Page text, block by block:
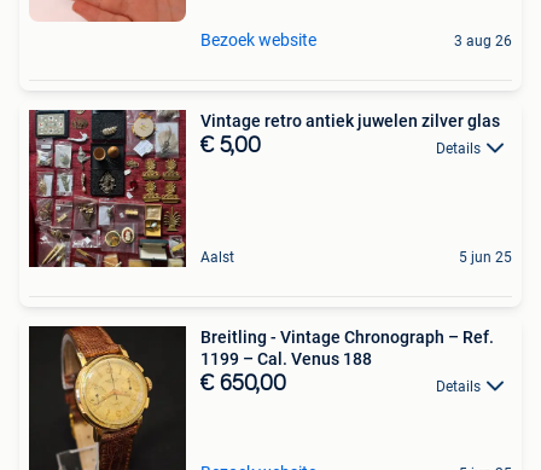
Bezoek website 3 aug 26
Vintage retro antiek juwelen zilver glas
€ 5,00 Details
Aalst 5 jun 25
Breitling - Vintage Chronograph – Ref.
1199 – Cal. Venus 188
€ 650,00 Details